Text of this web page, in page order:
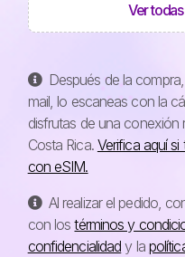
Ver
Después de la
mail, lo escaneas con la
disfrutas de una conexión
Costa Rica. Verifica aquí
con eSIM.
Al realizar el pedido,
con lostérminos y
confidencialidad y la